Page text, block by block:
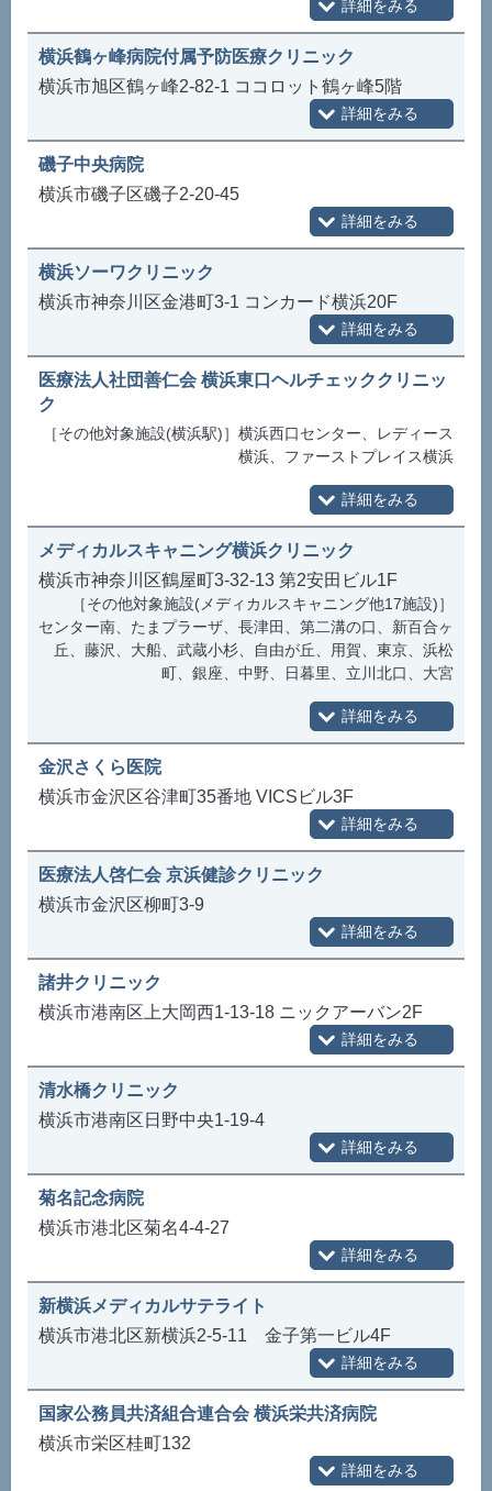
横浜鶴ヶ峰病院付属予防医療クリニック
横浜市旭区鶴ヶ峰2-82-1 ココロット鶴ヶ峰5階
磯子中央病院
横浜市磯子区磯子2-20-45
横浜ソーワクリニック
横浜市神奈川区金港町3-1 コンカード横浜20F
医療法人社団善仁会 横浜東口ヘルチェッククリニッ
ク
［その他対象施設(横浜駅)］横浜西口センター、レディース
横浜、ファーストプレイス横浜
メディカルスキャニング横浜クリニック
横浜市神奈川区鶴屋町3-32-13 第2安田ビル1F
［その他対象施設(メディカルスキャニング他17施設)］
センター南、たまプラーザ、長津田、第二溝の口、新百合ヶ
丘、藤沢、大船、武蔵小杉、自由が丘、用賀、東京、浜松
町、銀座、中野、日暮里、立川北口、大宮
金沢さくら医院
横浜市金沢区谷津町35番地 VICSビル3F
医療法人啓仁会 京浜健診クリニック
横浜市金沢区柳町3-9
諸井クリニック
横浜市港南区上大岡西1-13-18 ニックアーバン2F
清水橋クリニック
横浜市港南区日野中央1-19-4
菊名記念病院
横浜市港北区菊名4-4-27
新横浜メディカルサテライト
横浜市港北区新横浜2-5-11 金子第一ビル4F
国家公務員共済組合連合会 横浜栄共済病院
横浜市栄区桂町132